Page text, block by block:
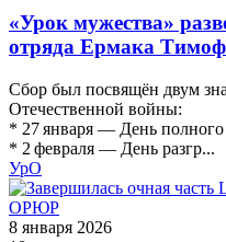
«Урок мужества»
отряда Ермака
Сбор был посвящён двум
Отечественной войны:
* 27 января — День
* 2 февраля — День разгр...
УрО
8 января 2026